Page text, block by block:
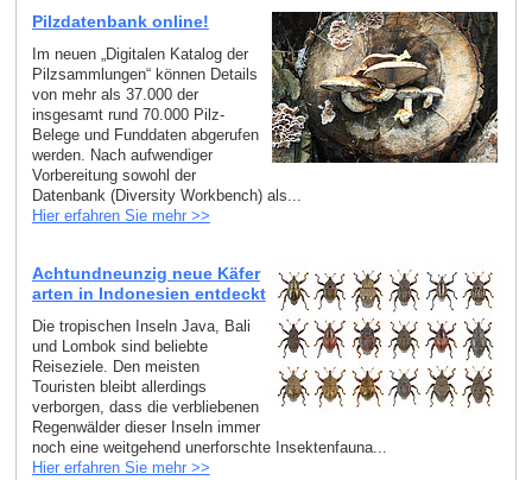
Pilzdatenbank online!
Im neuen „Digitalen Katalog der
Pilzsammlungen“ können Details
von mehr als 37.000 der
insgesamt rund 70.000 Pilz-
Belege und Funddaten abgerufen
werden. Nach aufwendiger
Vorbereitung sowohl der
Datenbank (Diversity Workbench) als...
Hier erfahren Sie mehr >>
Achtundneunzig neue Käfer
arten in Indonesien entdeckt
Die tropischen Inseln Java, Bali
und Lombok sind beliebte
Reiseziele. Den meisten
Touristen bleibt allerdings
verborgen, dass die verbliebenen
Regenwälder dieser Inseln immer
noch eine weitgehend unerforschte Insektenfauna...
Hier erfahren Sie mehr >>